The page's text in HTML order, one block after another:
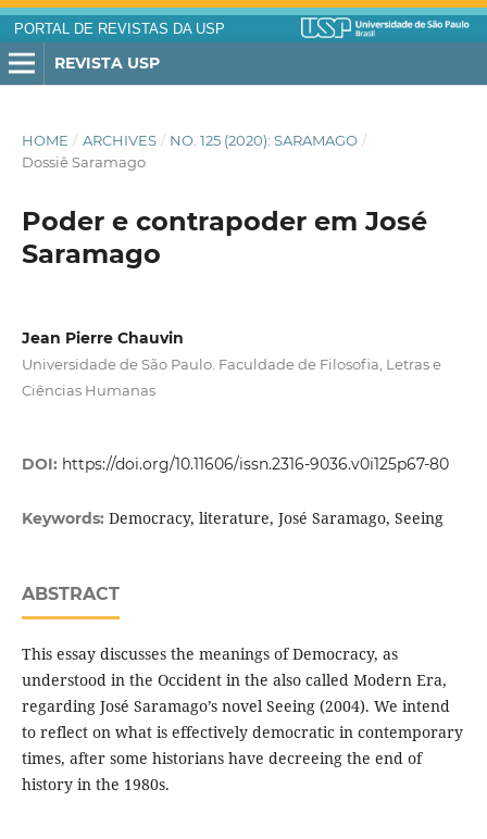
PORTAL DE REVISTAS DA USP
REVISTA USP
HOME / ARCHIVES / NO. 125 (2020): SARAMAGO /
Dossiê Saramago
Poder e contrapoder em José
Saramago
Jean Pierre Chauvin
Universidade de São Paulo. Faculdade de Filosofia, Letras e
Ciências Humanas
DOI: https://doi.org/10.11606/issn.2316-9036.v0i125p67-80
Keywords: Democracy, literature, José Saramago, Seeing
ABSTRACT
This essay discusses the meanings of Democracy, as
understood in the Occident in the also called Modern Era,
regarding José Saramago’s novel Seeing (2004). We intend
to reflect on what is effectively democratic in contemporary
times, after some historians have decreeing the end of
history in the 1980s.